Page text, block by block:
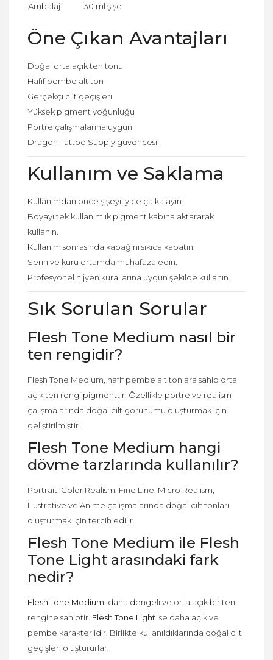
Ambalaj
30 ml şişe
Öne Çıkan Avantajları
Doğal orta açık ten tonu
Hafif pembe alt ton
Gerçekçi cilt geçişleri
Yüksek pigment yoğunluğu
Portre çalışmalarına uygun
Dragon Tattoo Supply güvencesi
Kullanım ve Saklama
Kullanımdan önce şişeyi iyice çalkalayın.
Boyayı tek kullanımlık pigment kabına aktararak
kullanın.
Kullanım sonrasında kapağını sıkıca kapatın.
Serin ve kuru ortamda muhafaza edin.
Profesyonel hijyen kurallarına uygun şekilde kullanın.
Sık Sorulan Sorular
Flesh Tone Medium nasıl bir
ten rengidir?
Flesh Tone Medium, hafif pembe alt tonlara sahip orta
açık ten rengi pigmenttir. Özellikle portre ve realism
çalışmalarında doğal cilt görünümü oluşturmak için
geliştirilmiştir.
Flesh Tone Medium hangi
dövme tarzlarında kullanılır?
Portrait, Color Realism, Fine Line, Micro Realism,
Illustrative ve Anime çalışmalarında doğal cilt tonları
oluşturmak için tercih edilir.
Flesh Tone Medium ile Flesh
Tone Light arasındaki fark
nedir?
Flesh Tone Medium , daha dengeli ve orta açık bir ten
rengine sahiptir. Flesh Tone Light ise daha açık ve
pembe karakterlidir. Birlikte kullanıldıklarında doğal cilt
geçişleri oluştururlar.